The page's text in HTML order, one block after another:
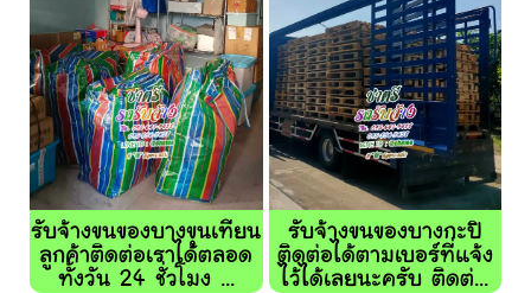
รับจ้างขนของบางขุนเทียน
ลูกค้าติดต่อเราได้ตลอด
ทั้งวัน 24 ชั่วโมง ...
รับจ้างขนของบางกะปิ
ติดต่อได้ตามเบอร์ที่แจ้ง
ไว้ได้เลยนะครับ ติดต่...